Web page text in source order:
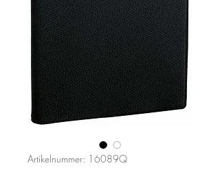
Artikelnummer: 16089Q